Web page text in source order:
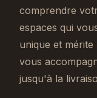
comprendre
espaces qui
unique et
vous
jusqu'à la